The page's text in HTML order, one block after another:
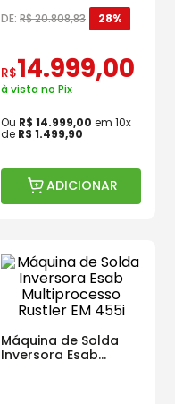
DE: R$20.808,83 28%
R$14.999,00
à vista no Pix
Ou R$ 14.999,00 em 10x
de R$ 1.499,90
ADICIONAR
Máquina de Solda
Inversora Esab